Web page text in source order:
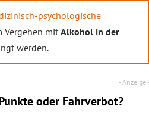
psychologische
Vergehen mitAlkohol in der
werden.
oder Fahrverbot?